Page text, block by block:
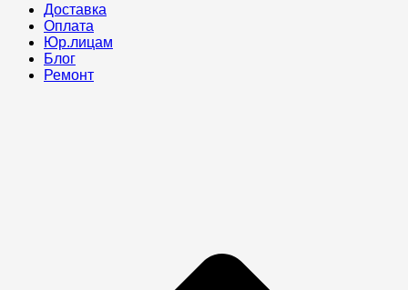
Доставка
Оплата
Юр.лицам
Блог
Ремонт